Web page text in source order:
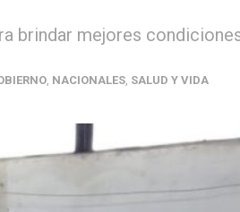
brindar mejores
NACIONALES SALUD Y VIDA